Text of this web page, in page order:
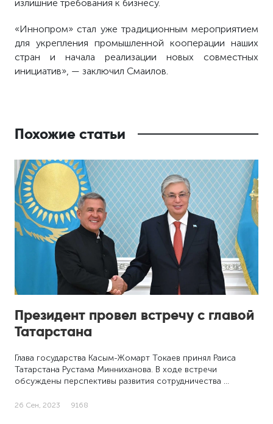
излишние требования к бизнесу.
«Иннопром» стал уже традиционным мероприятием
для укрепления промышленной кооперации наших
стран и начала реализации новых совместных
инициатив», — заключил Смаилов.
Похожие статьи
Президент провел встречу с главой
Татарстана
Глава государства Касым-Жомарт Токаев принял Раиса
Татарстана Рустама Минниханова. В ходе встречи
обсуждены перспективы развития сотрудничества …
26 Сен, 2023 9168